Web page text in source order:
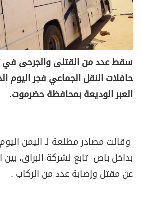
سقط عدد من القتلى والجرحى في
حافلات النقل الجماعي فجر
العبر الوديعة بمحافظة حضرموت.
وقالت مصادر مطلعة لـ اليمن اليوم
بداخل باص تابع لشركة البراق، بين
عن مقتل وإصابة عدد من الركاب .